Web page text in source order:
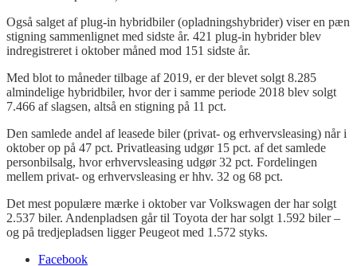
Også salget af plug-in hybridbiler (opladningshybrider) viser en pæn
stigning sammenlignet med sidste år. 421 plug-in hybrider blev
indregistreret i oktober måned mod 151 sidste år.
Med blot to måneder tilbage af 2019, er der blevet solgt 8.285
almindelige hybridbiler, hvor der i samme periode 2018 blev solgt
7.466 af slagsen, altså en stigning på 11 pct.
Den samlede andel af leasede biler (privat- og erhvervsleasing) når i
oktober op på 47 pct. Privatleasing udgør 15 pct. af det samlede
personbilsalg, hvor erhvervsleasing udgør 32 pct. Fordelingen
mellem privat- og erhvervsleasing er hhv. 32 og 68 pct.
Det mest populære mærke i oktober var Volkswagen der har solgt
2.537 biler. Andenpladsen går til Toyota der har solgt 1.592 biler –
og på tredjepladsen ligger Peugeot med 1.572 styks.
Facebook